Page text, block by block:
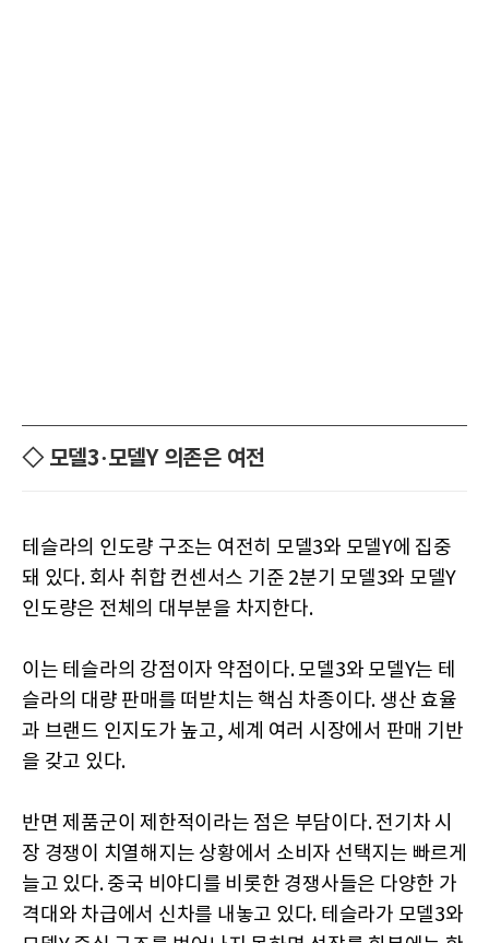
◇ 모델3·모델Y 의존은 여전
테슬라의 인도량 구조는 여전히 모델3와 모델Y에 집중
돼 있다. 회사 취합 컨센서스 기준 2분기 모델3와 모델Y
인도량은 전체의 대부분을 차지한다.
이는 테슬라의 강점이자 약점이다. 모델3와 모델Y는 테
슬라의 대량 판매를 떠받치는 핵심 차종이다. 생산 효율
과 브랜드 인지도가 높고, 세계 여러 시장에서 판매 기반
을 갖고 있다.
반면 제품군이 제한적이라는 점은 부담이다. 전기차 시
장 경쟁이 치열해지는 상황에서 소비자 선택지는 빠르게
늘고 있다. 중국 비야디를 비롯한 경쟁사들은 다양한 가
격대와 차급에서 신차를 내놓고 있다. 테슬라가 모델3와